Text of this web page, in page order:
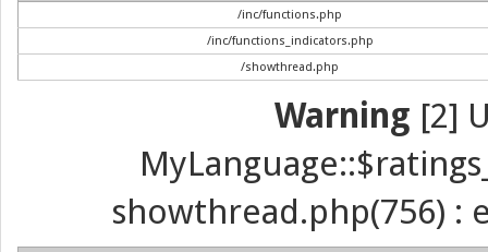
/inc/functions.php
/inc/functions_indicators.php
/showthread.php
Warning [2]
showthread.php(756) :